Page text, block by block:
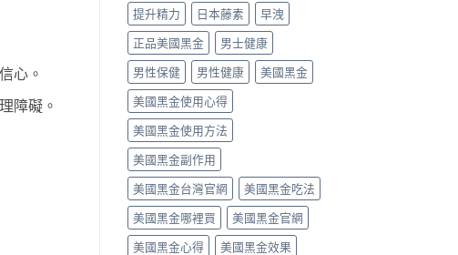
心。
障礙。
提升精力
日本藤素
早洩
正品美國黑金
男士健康
男性保健
男性健康
美國黑金
美國黑金使用心得
美國黑金使用方法
美國黑金副作用
美國黑金台灣官網
美國黑金吃法
美國黑金哪裡買
美國黑金官網
美國黑金心得
美國黑金效果